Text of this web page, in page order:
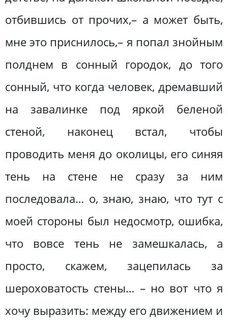
отбившись от прочих,– а может быть,
мне это приснилось,– я попал знойным
полднем в сонный городок, до того
сонный, что когда человек, дремавший
на завалинке под яркой беленой
стеной, наконец встал, чтобы
проводить меня до околицы, его синяя
тень на стене не сразу за ним
последовала… о, знаю, знаю, что тут с
моей стороны был недосмотр, ошибка,
что вовсе тень не замешкалась, а
просто, скажем, зацепилась за
шероховатость стены… – но вот что я
хочу выразить: между его движением и